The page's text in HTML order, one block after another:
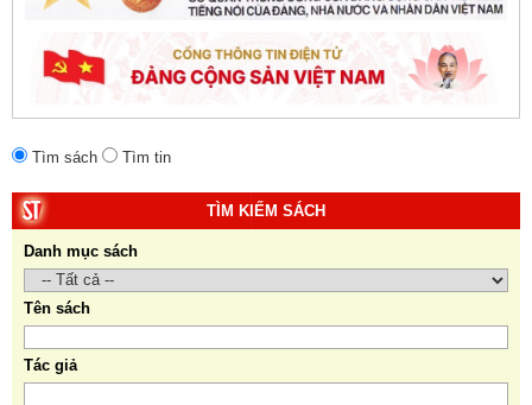
Tìm sách Tìm tin
TÌM KIẾM SÁCH
Danh mục sách
Tên sách
Tác giả